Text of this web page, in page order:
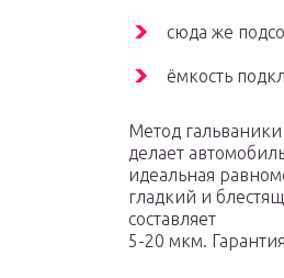
сюда же
ёмкость
Метод гальваники
делает
идеальная
гладкий и
составляет
5-20 мкм.